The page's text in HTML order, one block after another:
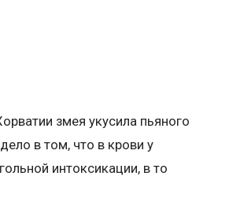
змея укусила пьяного
в том, что в крови у
интоксикации, в то